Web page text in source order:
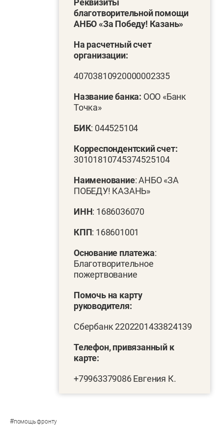
Реквизиты
благотворительной помощи
АНБО «За Победу! Казань»
На расчетный счет
организации:
40703810920000002335
Название банка: ООО «Банк
Точка»
БИК: 044525104
Корреспондентский счет:
30101810745374525104
Наименование: АНБО «ЗА
ПОБЕДУ! КАЗАНЬ»
ИНН: 1686036070
КПП: 168601001
Основание платежа:
Благотворительное
пожертвование
Помочь на карту
руководителя:
Сбербанк 2202201433824139
Телефон, привязанный к
карте:
+79963379086 Евгения К.
#помощь фронту